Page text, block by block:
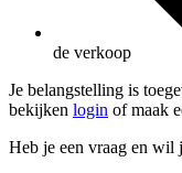
de verkoop
Je belangstelling is
bekijken login of maak
Heb je een vraag en wil